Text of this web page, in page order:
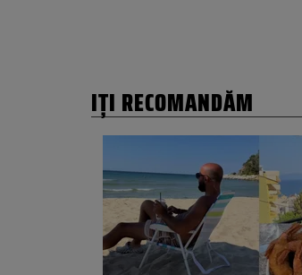
IȚI RECOMANDĂM